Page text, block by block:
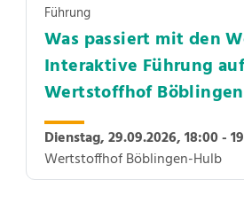
Führung
Was passiert mit den
Interaktive Führung
Wertstoffhof
Dienstag, 29.09.2026,18:00 -
Wertstoffhof Böblingen-Hulb